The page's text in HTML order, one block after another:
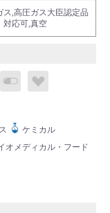
ス,高圧ガス大臣認定品
対応可,真空
クラボラトリ
ネルギーバイオメディカ
ケミカル
オメディカル・フード